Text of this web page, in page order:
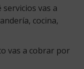
servicios vas a
cocina,
vas a cobrar por